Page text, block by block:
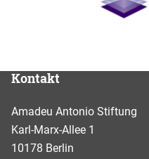
Kontakt
Amadeu Antonio Stiftung
Karl-Marx-Allee 1
10178 Berlin